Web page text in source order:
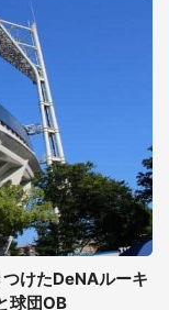
けたDeNAルーキ
球団OB